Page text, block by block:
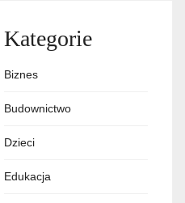
Kategorie
Biznes
Budownictwo
Dzieci
Edukacja